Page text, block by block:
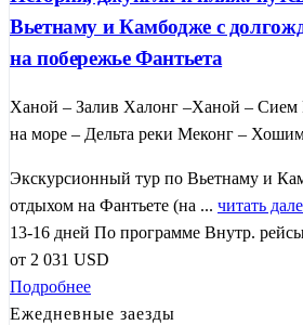
Вьетнаму и Камбодже с
на побережье Фантьета
Ханой – Залив Халонг –Ханой – Сием
на море – Дельта реки Меконг –
Экскурсионный тур по Вьетнаму и
отдыхом на Фантьете (на ... читать
13-16 дней По программе Внутр.
от 2 031 USD
Подробнее
Ежедневные заезды